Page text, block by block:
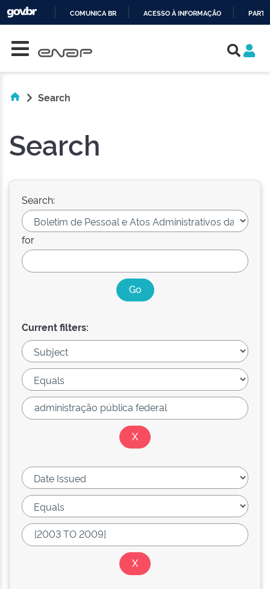
COMUNICA BR ACESSO À INFORMAÇÃO
Search
Search
Search:
for
Current filters: